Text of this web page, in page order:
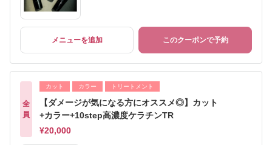
メニューを追加 このクーポンで予約
全
員
カット カラー トリートメント
【ダメージが気になる方にオススメ◎】カット
+カラー+10step高濃度ケラチンTR
¥20,000